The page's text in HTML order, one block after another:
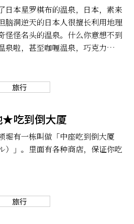
日本星罗棋布的温泉，日本，素来
脑洞逆天的日本人很擅长利用地理
怪怪名头的温泉。什么你意想不到
泉啦，甚至咖喱温泉，巧克力温
旅行
★吃到倒大厦
堀有一栋叫做「中座吃到倒大厦
）」。里面有各种商店，保证你吃
旅行